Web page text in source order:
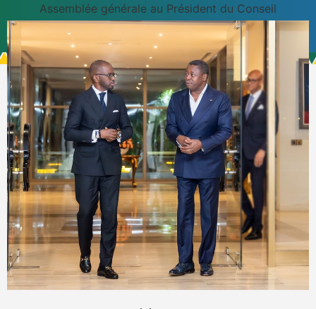
Assemblée générale au Président du Conseil